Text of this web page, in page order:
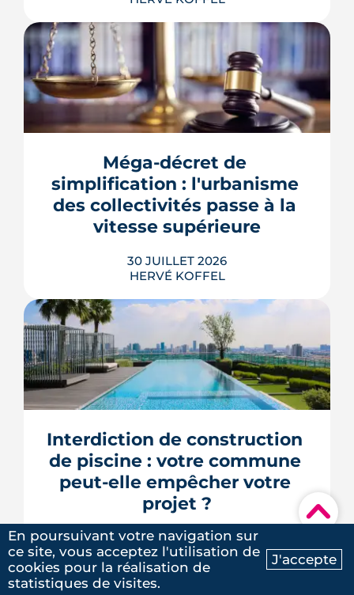
Ma recherche Contactez-nous
▾
Se loger à Montpellier pour la rentrée
2026 tient de la course de vitesse, sur
un marché où le studio part en
étudiants internationaux, une réforme
des aides au logement entrée en
vigueur le 1er juillet vient alourdir la
note.
LIRE L'ARTICLE
Méga-décret de
simplification : l'urbanisme
des collectivités passe à la
vitesse supérieure
30 JUILLET 2026
HERVÉ KOFFEL
Trente mesures, huit codes, un mot
d'ordre : faire agir les maires plus vite.
Le deuxième méga-décret de
photovoltaïque et l'habitat, mais
plusieurs de ses raccourcis inquiètent
déjà le juge consultatif des normes.
LIRE L'ARTICLE
Interdiction de construction
de piscine : votre commune
peut-elle empêcher votre
projet ?
27 JUILLET 2026
HERVÉ KOFFEL
En poursuivant votre navigation sur
ce site, vous acceptez l'utilisation de
cookies pour la réalisation de
statistiques de visites.
J'accepte